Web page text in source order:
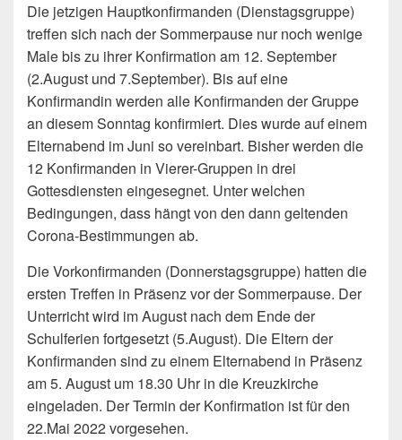
Die jetzigen Hauptkonfirmanden (Dienstagsgruppe)
treffen sich nach der Sommerpause nur noch wenige
Male bis zu ihrer Konfirmation am 12. September
(2.August und 7.September). Bis auf eine
Konfirmandin werden alle Konfirmanden der Gruppe
an diesem Sonntag konfirmiert. Dies wurde auf einem
Elternabend im Juni so vereinbart. Bisher werden die
12 Konfirmanden in Vierer-Gruppen in drei
Gottesdiensten eingesegnet. Unter welchen
Bedingungen, dass hängt von den dann geltenden
Corona-Bestimmungen ab.
Die Vorkonfirmanden (Donnerstagsgruppe) hatten die
ersten Treffen in Präsenz vor der Sommerpause. Der
Unterricht wird im August nach dem Ende der
Schulferien fortgesetzt (5.August). Die Eltern der
Konfirmanden sind zu einem Elternabend in Präsenz
am 5. August um 18.30 Uhr in die Kreuzkirche
eingeladen. Der Termin der Konfirmation ist für den
22.Mai 2022 vorgesehen.